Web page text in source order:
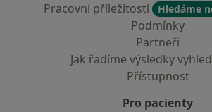
Pracovní příležitosti
Hledáme
Podmínky
Partneři
Jak řadíme výsledky
Přístupnost
Pro pacienty